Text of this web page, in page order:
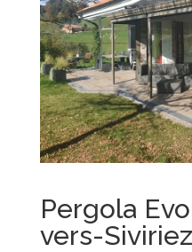
Pergola
vers-Siviriez